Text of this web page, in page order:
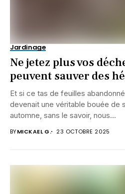
Jardinage
Ne jetez plus vos
peuvent sauver des
Et si ce tas de feuilles
devenait une véritable bouée de
automne, sans le savoir, nous...
BYMICKAEL G. 23 OCTOBRE 2025